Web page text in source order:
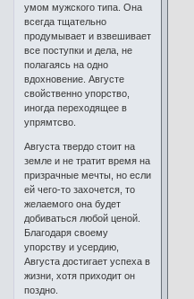
умом мужского типа. Она
всегда тщательно
продумывает и взвешивает
все поступки и дела, не
полагаясь на одно
вдохновение. Августе
свойственно упорство,
иногда переходящее в
упрямтсво.
Августа твердо стоит на
земле и не тратит время на
призрачные мечты, но если
ей чего-то захочется, то
желаемого она будет
добиваться любой ценой.
Благодаря своему
упорству и усердию,
Августа достигает успеха в
жизни, хотя приходит он
поздно.